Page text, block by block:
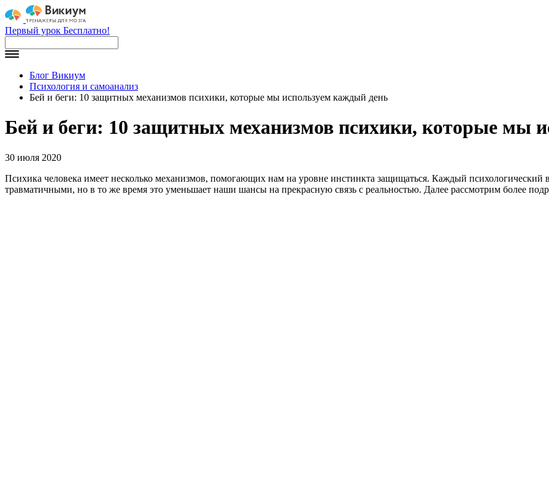
Первый урок Бесплатно!
Блог Викиум
Психология и самоанализ
Бей и беги: 10 защитных механизмов психики, которые мы используем каждый день
Бей и беги: 10 защитных механизмов психики, которые мы
30 июля 2020
Психика человека имеет несколько механизмов, помогающих нам на уровне инстинкта защищаться. Каждый психологический
травматичными, но в то же время это уменьшает наши шансы на прекрасную связь с реальностью. Далее рассмотрим более